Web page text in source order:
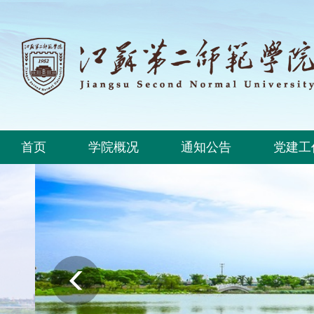
首页 学院概况 通知公告 党建工